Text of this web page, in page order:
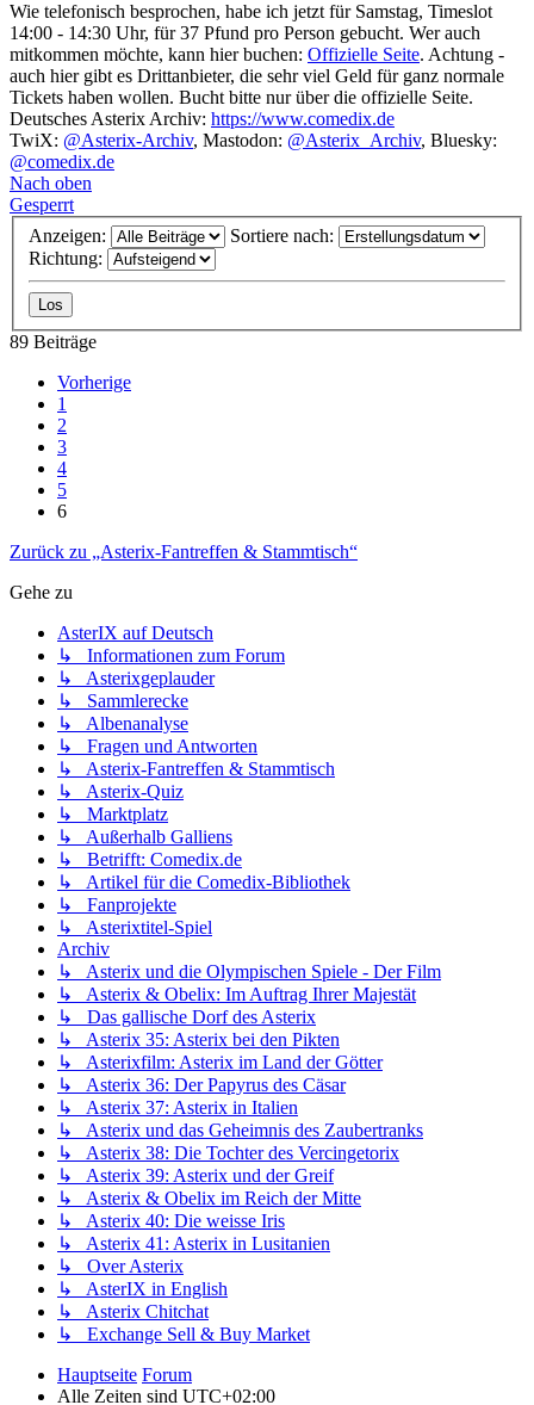
Wie telefonisch besprochen, habe ich jetzt für Samstag, Timeslot
14:00 - 14:30 Uhr, für 37 Pfund pro Person gebucht. Wer auch
mitkommen möchte, kann hier buchen: Offizielle Seite. Achtung -
auch hier gibt es Drittanbieter, die sehr viel Geld für ganz normale
Tickets haben wollen. Bucht bitte nur über die offizielle Seite.
Deutsches Asterix Archiv: https://www.comedix.de
TwiX: @Asterix-Archiv, Mastodon: @Asterix_Archiv, Bluesky:
@comedix.de
Nach oben
Gesperrt
Anzeigen:
Sortiere nach:
Richtung:
89 Beiträge
Vorherige
1
2
3
4
5
6
Zurück zu „Asterix-Fantreffen & Stammtisch“
Gehe zu
AsterIX auf Deutsch
↳ Informationen zum Forum
↳ Asterixgeplauder
↳ Sammlerecke
↳ Albenanalyse
↳ Fragen und Antworten
↳ Asterix-Fantreffen & Stammtisch
↳ Asterix-Quiz
↳ Marktplatz
↳ Außerhalb Galliens
↳ Betrifft: Comedix.de
↳ Artikel für die Comedix-Bibliothek
↳ Fanprojekte
↳ Asterixtitel-Spiel
Archiv
↳ Asterix und die Olympischen Spiele - Der Film
↳ Asterix & Obelix: Im Auftrag Ihrer Majestät
↳ Das gallische Dorf des Asterix
↳ Asterix 35: Asterix bei den Pikten
↳ Asterixfilm: Asterix im Land der Götter
↳ Asterix 36: Der Papyrus des Cäsar
↳ Asterix 37: Asterix in Italien
↳ Asterix und das Geheimnis des Zaubertranks
↳ Asterix 38: Die Tochter des Vercingetorix
↳ Asterix 39: Asterix und der Greif
↳ Asterix & Obelix im Reich der Mitte
↳ Asterix 40: Die weisse Iris
↳ Asterix 41: Asterix in Lusitanien
↳ Over Asterix
↳ AsterIX in English
↳ Asterix Chitchat
↳ Exchange Sell & Buy Market
Hauptseite Forum
Alle Zeiten sind UTC+02:00